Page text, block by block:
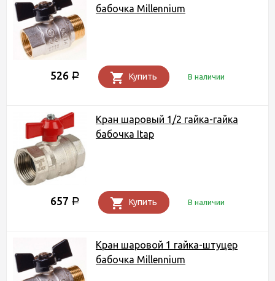
бабочка Millennium
526 Р Купить В наличии
Кран шаровый 1/2 гайка-гайка
бабочка Itap
657 Р Купить В наличии
Кран шаровой 1 гайка-штуцер
бабочка Millennium